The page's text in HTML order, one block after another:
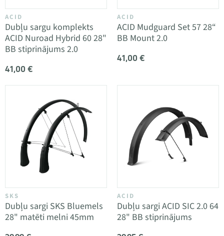
ACID
Dubļu sargu komplekts
ACID Nuroad Hybrid 60 28"
BB stiprinājums 2.0
41,00 €
ACID
ACID Mudguard Set 57 28“
BB Mount 2.0
41,00 €
SKS
Dubļu sargi SKS Bluemels
28" matēti melni 45mm
ACID
Dubļu sargi ACID SIC 2.0 64
28" BB stiprinājums